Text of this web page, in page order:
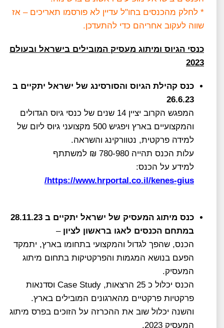
* לחלק מהכנסים בחו"ל עדיין לא פורסמו תאריכים – אז
שווה לעקוב אחריהם כדי להתעדכן.
כנסי הגיוס ומיתוג מעסיק המובילים בישראל ובעולם
2023
כנס קהילת הגיוס והסורסינג של ישראל יתקיים ב
26.6.23
המפגש הקרוב יציין 14 שנים של כנסי גיוס הגדולים
והמקצועיים בארץ ויפגיש 500 מקצועני גיוס ליום של
למידה פרקטית, נטוורקינג והשראה.
עלות הכנס תהייה 780-980 ₪ למשתתף
למידע על הכנס:
https://www.hrportal.co.il/kenes-gius/
כנס מיתוג המעסיק של ישראל יתקיים ב 28.11.23
במתחם הכנסים לאגו בראשון לציון–
הכנס, שהפך לגדול והמקצועי בתחומו בארץ, יתמקד
הפעם בנושא המגמות והפרקטיקות בתחום מיתוג
המעסיק.
הכנס יכלול כ 25 הרצאות, Case Study וסדנאות
פרקטיות פרקטיים מהארגונים המובילים בארץ.
והשנה יכלול שוב את ההכרזה על הזוכים בפרס מיתוג
המעסיק 2023.